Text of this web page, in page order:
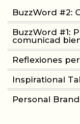
BuzzWord #2:
BuzzWord #1:
comunicad
Reflexiones
Inspirational
Personal